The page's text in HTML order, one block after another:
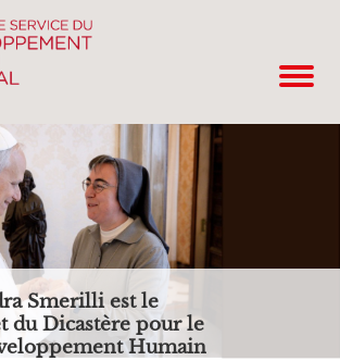
Smerilli est le
du Dicastère pour le
Humain